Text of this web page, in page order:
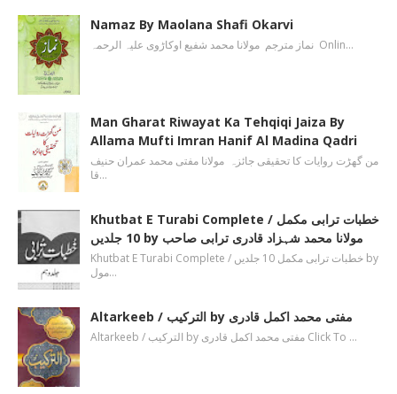
Namaz By Maolana Shafi Okarvi
نماز مترجم مولانا محمد شفیع اوکاڑوی علیہ الرحمہ Onlin…
Man Gharat Riwayat Ka Tehqiqi Jaiza By
Allama Mufti Imran Hanif Al Madina Qadri
من گھڑت روایات کا تحقیقی جائزہ مولانا مفتی محمد عمران حنیف
قا…
Khutbat E Turabi Complete / خطبات ترابی مکمل
10 جلدیں by مولانا محمد شہزاد قادری ترابی صاحب
Khutbat E Turabi Complete / خطبات ترابی مکمل 10 جلدیں by
مول…
Altarkeeb / الترکیب by مفتی محمد اکمل قادری
Altarkeeb / الترکیب by مفتی محمد اکمل قادری Click To …